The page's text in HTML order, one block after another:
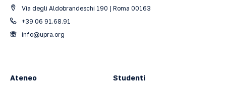
Via degli Aldobrandeschi 190 | Roma 00163
+39 06 91.68.91
info@upra.org
Ateneo Studenti